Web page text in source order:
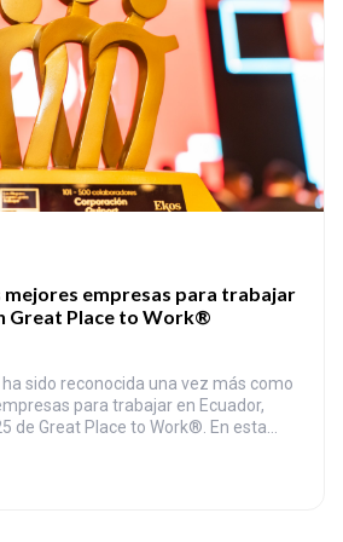
empresas para trabajar
Great Place to Work®
sido reconocida una vez más como
para trabajar en Ecuador,
de Great Place to Work®. En esta
del país en la categoría de 101 a